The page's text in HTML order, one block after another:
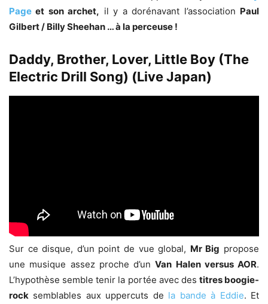
Page et son archet, il y a dorénavant l’association Paul
Gilbert / Billy Sheehan … à la perceuse !
Daddy, Brother, Lover, Little Boy (The
Electric Drill Song) (Live Japan)
Sur ce disque, d’un point de vue global, Mr Big propose
une musique assez proche d’unVan Halen versus AOR.
L’hypothèse semble tenir la portée avec des titres boogie-
rock semblables aux uppercuts de la bande à Eddie. Et